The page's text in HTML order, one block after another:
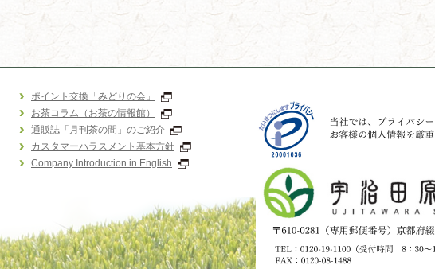
ポイント交換「みどりの会」
お茶コラム（お茶の情報館）
通販誌「月刊茶の間」のご紹介
カスタマーハラスメント基本方針
Company Introduction in English